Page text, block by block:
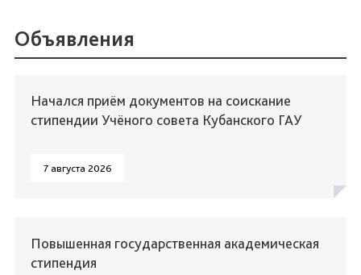
Объявления
Начался приём документов на соискание
стипендии Учёного совета Кубанского ГАУ
7 августа 2026
Повышенная государственная академическая
стипендия